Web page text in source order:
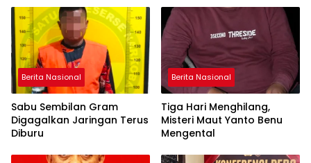
Berita Nasional
Sabu Sembilan Gram
Digagalkan Jaringan Terus
Diburu
Berita Nasional
Tiga Hari Menghilang,
Misteri Maut Yanto Benu
Mengental